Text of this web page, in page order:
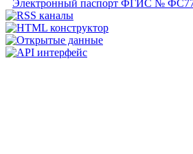
Электронный паспорт ФГИС №